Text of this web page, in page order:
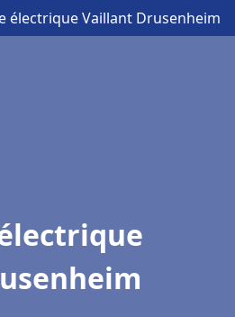
électrique Vaillant Drusenheim